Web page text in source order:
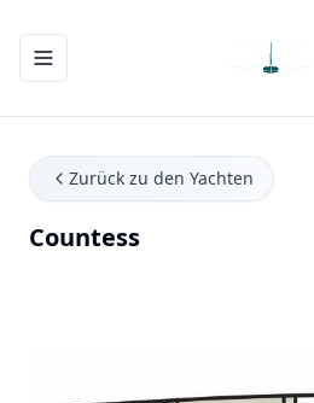
Navigationsmenü ein-/ausblenden
Zurück zu den Yachten
Countess